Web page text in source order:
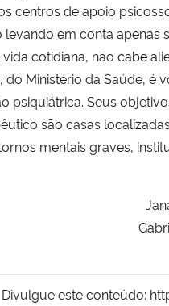
centros de apoio
em conta
cotidiana, não cabe
do Ministério da Saúde,
psiquiátrica. Seus
são casas
mentais graves,
Divulgue este conteúdo: